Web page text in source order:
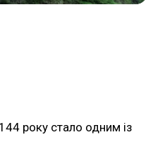
року стало одним із